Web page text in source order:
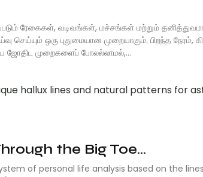
ரேகைகள், வடிவங்கள், மச்சங்கள் மற்றும்
ஒரு புதுமையான முறையாகும். பிறந்த நேரம்,
ஜோதிட முறைகளைப் போலல்லாமல்,...
the Big Toe...
of personal life analysis based on the